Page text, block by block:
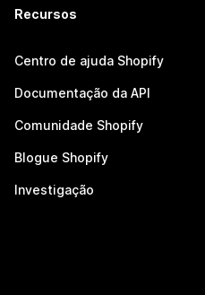
Recursos
Centro de ajuda Shopify
Documentação da API
Comunidade Shopify
Blogue Shopify
Investigação